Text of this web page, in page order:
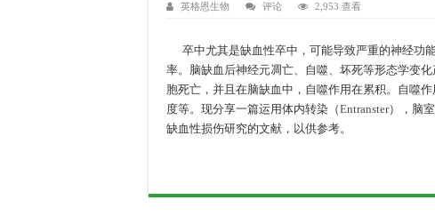
英格恩生物 评论 2,953 查看
卒中尤其是缺血性卒中，可能导致严重的神经功
率。脑缺血后神经元凋亡、自噬、坏死等形态学变
胞死亡，并且在脑缺血中，自噬作用在累积。自噬
度等。现分享一篇运用体内转染（Entranster），脑
缺血性损伤研究的文献，以供参考。